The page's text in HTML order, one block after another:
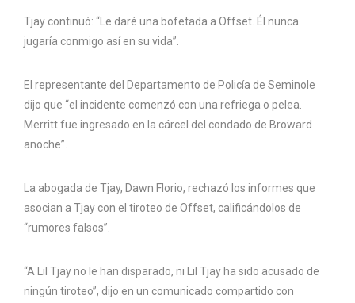
Tjay continuó: “Le daré una bofetada a Offset. Él nunca
jugaría conmigo así en su vida”.
El representante del Departamento de Policía de Seminole
dijo que “el incidente comenzó con una refriega o pelea.
Merritt fue ingresado en la cárcel del condado de Broward
anoche”.
La abogada de Tjay, Dawn Florio, rechazó los informes que
asocian a Tjay con el tiroteo de Offset, calificándolos de
“rumores falsos”.
“A Lil Tjay no le han disparado, ni Lil Tjay ha sido acusado de
ningún tiroteo”, dijo en un comunicado compartido con